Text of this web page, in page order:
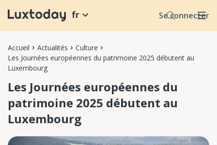
Se connecter
fr
Accueil Actualités
Culture
Les Journées européennes du patrimoine 2025 débutent au
Luxembourg
Les Journées européennes du
patrimoine 2025 débutent au
Luxembourg